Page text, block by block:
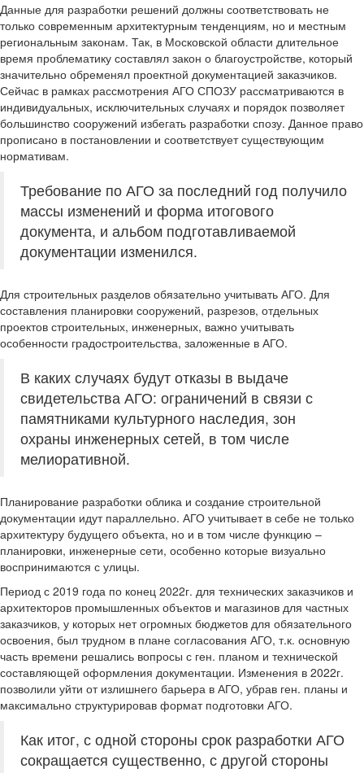
Данные для разработки решений должны соответствовать не
только современным архитектурным тенденциям, но и местным
региональным законам. Так, в Московской области длительное
время проблематику составлял закон о благоустройстве, который
значительно обременял проектной документацией заказчиков.
Сейчас в рамках рассмотрения АГО СПОЗУ рассматриваются в
индивидуальных, исключительных случаях и порядок позволяет
большинство сооружений избегать разработки спозу. Данное право
прописано в постановлении и соответствует существующим
нормативам.
Требование по АГО за последний год получило
массы изменений и форма итогового
документа, и альбом подготавливаемой
документации изменился.
Для строительных разделов обязательно учитывать АГО. Для
составления планировки сооружений, разрезов, отдельных
проектов строительных, инженерных, важно учитывать
особенности градостроительства, заложенные в АГО.
В каких случаях будут отказы в выдаче
свидетельства АГО: ограничений в связи с
памятниками культурного наследия, зон
охраны инженерных сетей, в том числе
мелиоративной.
Планирование разработки облика и создание строительной
документации идут параллельно. АГО учитывает в себе не только
архитектуру будущего объекта, но и в том числе функцию –
планировки, инженерные сети, особенно которые визуально
воспринимаются с улицы.
Период с 2019 года по конец 2022г. для технических заказчиков и
архитекторов промышленных объектов и магазинов для частных
заказчиков, у которых нет огромных бюджетов для обязательного
освоения, был трудном в плане согласования АГО, т.к. основную
часть времени решались вопросы с ген. планом и технической
составляющей оформления документации. Изменения в 2022г.
позволили уйти от излишнего барьера в АГО, убрав ген. планы и
максимально структурировав формат подготовки АГО.
Как итог, с одной стороны срок разработки АГО
сокращается существенно, с другой стороны